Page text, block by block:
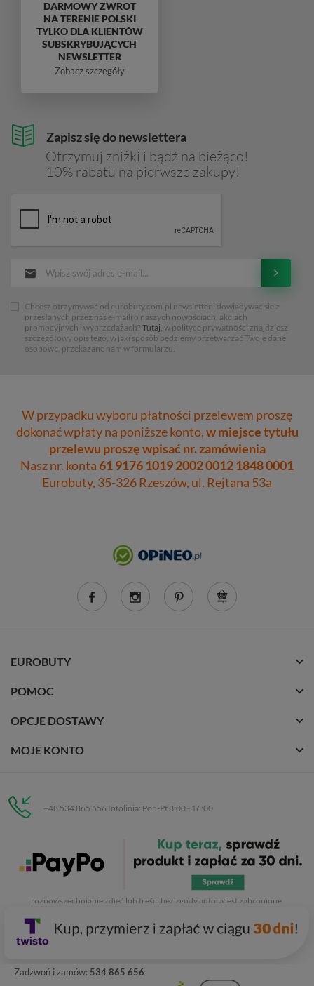
Zadzwoń i zamów: 534 865 656
Zapisz się do newslettera
Otrzymuj zniżki i bądź na bieżąco!
10% rabatu na pierwsze zakupy!
Chcesz otrzymywać od eurobuty.com.pl newsletter i dowiadywać sie z
przesłanych przez nas e-maili o naszych nowościach, akcjach
promocyjnych i wyprzedażach? Tutaj, w polityce prywatności znajdziesz
szczegółowy opis tego, w jaki sposób będziemy przetwarzać Twoje dane
osobowe, przekazane nam w formularzu.
DARMOWY ZWROT
NA TERENIE POLSKI
TYLKO DLA KLIENTÓW
SUBSKRYBUJĄCYCH
NEWSLETTER
Zobacz szczegóły
W przypadku wyboru płatności przelewem proszę
dokonać wpłaty na poniższe konto,w miejsce tytułu
przelewu proszę wpisać nr. zamówienia
Nasz nr. konta61 9176 1019 2002 0012 1848 0001
Eurobuty, 35-326 Rzeszów, ul. Rejtana 53a
EUROBUTY
POMOC
OPCJE DOSTAWY
MOJE KONTO
+48 534 865 656 Infolinia: Pon-Pt 8:00 - 16:00
C.H. Respan, Rejtana 53a/250
35-326 Rzeszów
. Kopiowanie, przetwarzanie,
rozpowszechnianie zdjęć lub treści bez zgody autora jest zabronione.